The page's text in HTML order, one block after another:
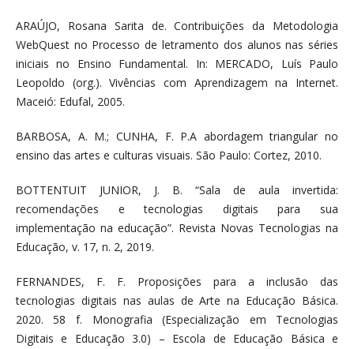
ARAÚJO, Rosana Sarita de. Contribuições da Metodologia
WebQuest no Processo de letramento dos alunos nas séries
iniciais no Ensino Fundamental. In: MERCADO, Luís Paulo
Leopoldo (org.). Vivências com Aprendizagem na Internet.
Maceió: Edufal, 2005.
BARBOSA, A. M.; CUNHA, F. P.A abordagem triangular no
ensino das artes e culturas visuais. São Paulo: Cortez, 2010.
BOTTENTUIT JUNIOR, J. B. “Sala de aula invertida:
recomendações e tecnologias digitais para sua
implementação na educação”. Revista Novas Tecnologias na
Educação, v. 17, n. 2, 2019.
FERNANDES, F. F. Proposições para a inclusão das
tecnologias digitais nas aulas de Arte na Educação Básica.
2020. 58 f. Monografia (Especialização em Tecnologias
Digitais e Educação 3.0) – Escola de Educação Básica e